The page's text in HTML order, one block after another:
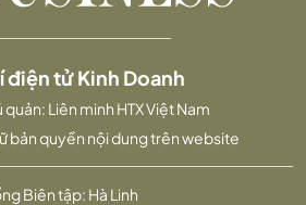
Biên tập: Hà Linh
điện tử Kinh Doanh
Liên minh HTX Việt Nam
bản quyền nội dung trên website